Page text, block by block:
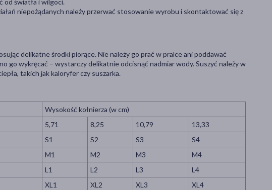
światła i wilgoci.
niepożądanych należy przerwać stosowanie wyrobu i skontaktować się z
delikatne środki piorące. Nie należy go prać w pralce ani poddawać
go wykręcać – wystarczy delikatnie odcisnąć nadmiar wody. Suszyć należy w
takich jak kaloryfer czy suszarka.
Wysokość kołnierza (w cm)
5,71 8,25 10,79
13,33
S1 S2 S3
S4
M1 M2 M3
M4
L1 L2 L3
L4
XL1 XL2 XL3 XL4